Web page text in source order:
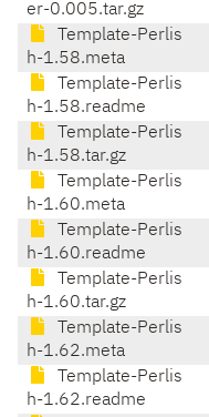
er-0.005.tar.gz
Template-Perlis
h-1.58.meta
Template-Perlis
h-1.58.readme
Template-Perlis
h-1.58.tar.gz
Template-Perlis
h-1.60.meta
Template-Perlis
h-1.60.readme
Template-Perlis
h-1.60.tar.gz
Template-Perlis
h-1.62.meta
Template-Perlis
h-1.62.readme